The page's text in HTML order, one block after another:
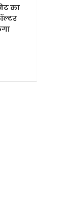
का